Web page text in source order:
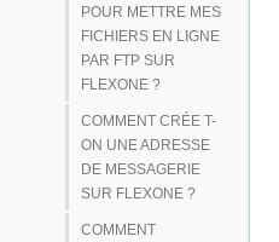
POUR METTRE MES
FICHIERS EN LIGNE
PAR FTP SUR
FLEXONE ?
COMMENT CRÉE T-
ON UNE ADRESSE
DE MESSAGERIE
SUR FLEXONE ?
COMMENT